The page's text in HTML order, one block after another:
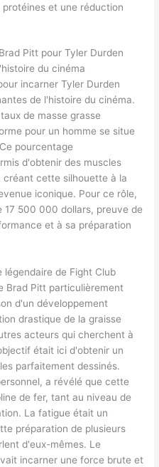
et une réduction
Pitt pour Tyler Durden
du cinéma
incarner Tyler Durden
de l'histoire du cinéma.
de masse grasse
pour un homme se situe
pourcentage
d'obtenir des muscles
cette silhouette à la
iconique. Pour ce rôle,
500 000 dollars, preuve de
et à sa préparation
de Fight Club
Brad Pitt particulièrement
d'un développement
drastique de la graisse
acteurs qui cherchent à
était ici d'obtenir un
parfaitement dessinés.
a révélé que cette
de fer, tant au niveau de
La fatigue était un
préparation de plusieurs
d'eux-mêmes. Le
incarner une force brute et